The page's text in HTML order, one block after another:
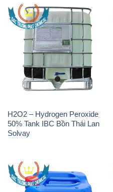
H2O2 – Hydrogen Peroxide
50% Tank IBC Bồn Thái Lan
Solvay